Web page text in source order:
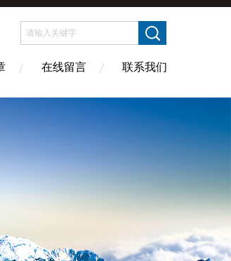
在线留言 联系我们